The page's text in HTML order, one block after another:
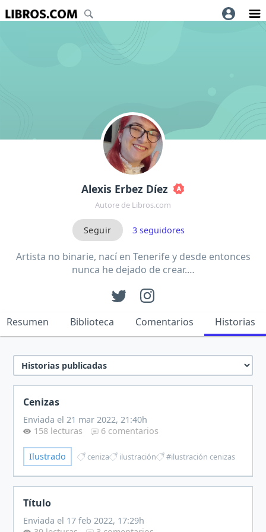
Alexis Erbez Díez
Autore de Libros.com
3seguidores
Artista no binarie, nací en Tenerife y desde entonces
nunca he dejado de crear.…
Resumen Biblioteca Comentarios Historias
Cenizas
Enviada el 21 mar 2022, 21:40h
158 lecturas
6 comentarios
Ilustrado ceniza ilustración #ilustración cenizas
Título
Enviada el 17 feb 2022, 17:29h